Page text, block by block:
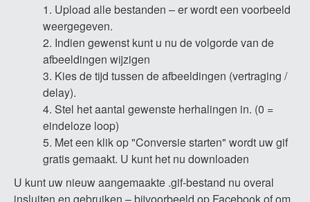
Upload alle bestanden – er wordt een voorbeeld
weergegeven.
Indien gewenst kunt u nu de volgorde van de
afbeeldingen wijzigen
Kies de tijd tussen de afbeeldingen (vertraging /
delay).
Stel het aantal gewenste herhalingen in. (0 =
eindeloze loop)
Met een klik op "Conversie starten" wordt uw gif
gratis gemaakt. U kunt het nu downloaden
U kunt uw nieuw aangemaakte .gif-bestand nu overal
insluiten en gebruiken – bijvoorbeeld op Facebook of om